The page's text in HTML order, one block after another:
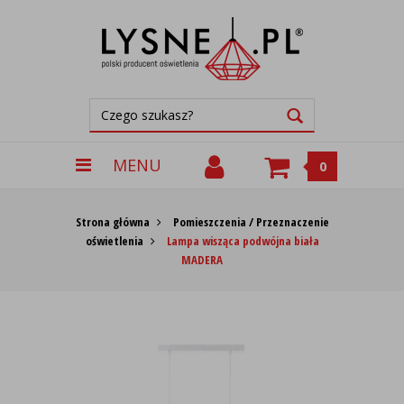
MENU 0
Strona główna
Pomieszczenia / Przeznaczenie
oświetlenia
Lampa wisząca podwójna biała
MADERA